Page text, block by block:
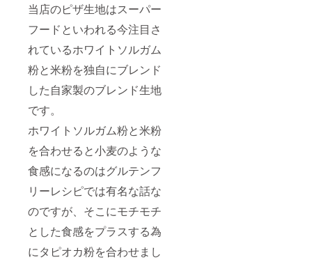
当店のピザ生地はスーパー
フードといわれる今注目さ
れているホワイトソルガム
粉と米粉を独自にブレンド
した自家製のブレンド生地
です。
ホワイトソルガム粉と米粉
を合わせると小麦のような
食感になるのはグルテンフ
リーレシピでは有名な話な
のですが、そこにモチモチ
とした食感をプラスする為
にタピオカ粉を合わせまし